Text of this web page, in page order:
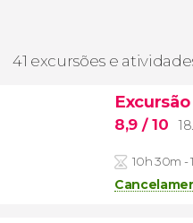
41 excursões e
8,9 / 10
10h 30m -